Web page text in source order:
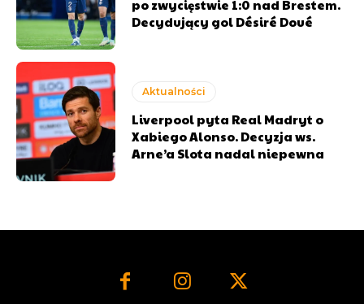
po zwycięstwie 1:0 nad Brestem.
Decydujący gol Désiré Doué
Aktualności
Liverpool pyta Real Madryt o
Xabiego Alonso. Decyzja ws.
Arne’a Slota nadal niepewna